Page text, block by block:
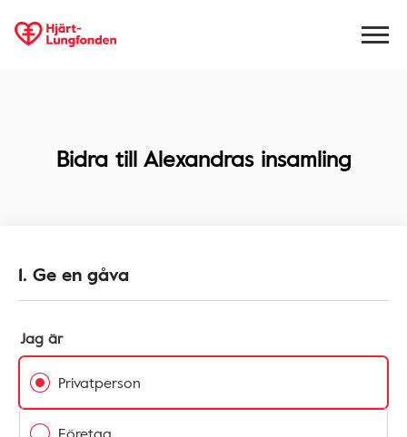
Bidra till Alexandras insamling
1. Ge en gåva
Jag är
Privatperson